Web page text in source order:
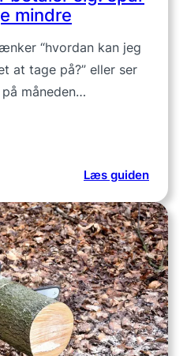
mindre
“hvordan kan jeg
at tage på?” eller ser
måneden…
Læs guiden:
der
sig:
spar
penge
ved
at
eje